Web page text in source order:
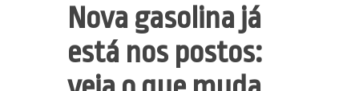
Nova gasolina já
está nos postos: